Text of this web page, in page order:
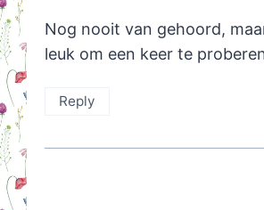
Nog nooit van gehoord,
leuk om een keer te
Reply